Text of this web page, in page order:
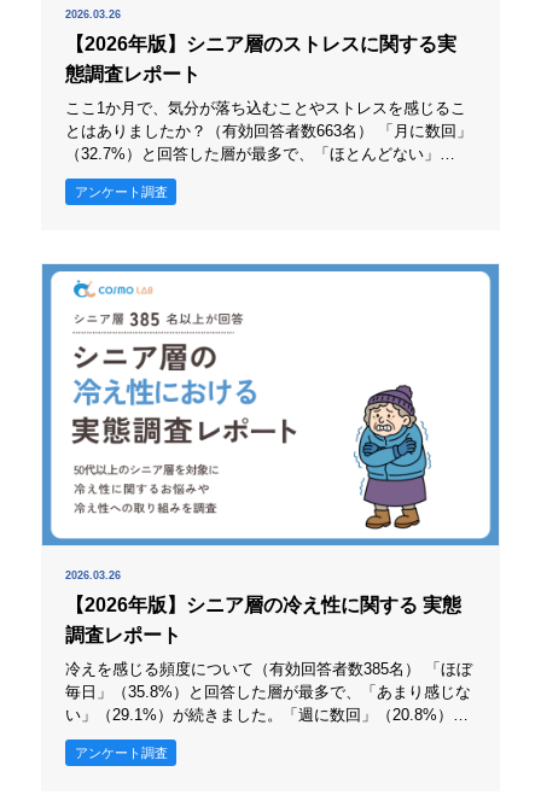
2026.03.26
【2026年版】シニア層のストレスに関する実
態調査レポート
ここ1か月で、気分が落ち込むことやストレスを感じるこ
とはありましたか？（有効回答者数663名） 「月に数回」
（32.7%）と回答した層が最多で、「ほとんどない」
（25.9%）、「週に数回」（21.6%）が続きました。「ほ
とんど毎日」（19.8%）と回答した層も一定の割合で見受
感じる
アンケート調査
2026.03.26
【2026年版】シニア層の冷え性に関する 実態
調査レポート
冷えを感じる頻度について（有効回答者数385名） 「ほぼ
毎日」（35.8%）と回答した層が最多で、「あまり感じな
い」（29.1%）が続きました。「週に数回」（20.8%）と
「月に数回」（9.4%）と回答した層も一定の割合で見受
けられます。この結果から、冷えを日常的に感じる層と、
アンケート調査